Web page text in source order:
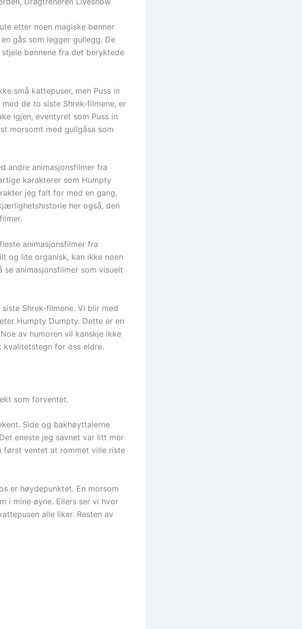
etter noen magiske bønner
gås som legger gullegg. De
bønnene fra det beryktede
små kattepuser, men Puss in
de to siste Shrek-filmene, er
igjen, eventyret som Puss in
morsomt med gullgåsa som
andre animasjonsfilmer fra
karakterer som Humpty
jeg falt for med en gang,
her også, den
animasjonsfilmer fra
og lite organisk, kan ikke noen
animasjonsfilmer som visuelt
Shrek-filmene. Vi blir med
Humpty Dumpty. Dette er en
av humoren vil kanskje ikke
kvalitetstegn for oss eldre.
som forventet.
Side og bakhøyttalerne
eneste jeg savnet var litt mer
først ventet at rommet ville riste
er høydepunktet. En morsom
i mine øyne. Ellers ser vi hvor
alle liker. Resten av